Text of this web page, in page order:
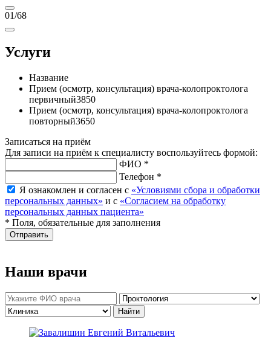
01/68
Услуги
Название
Прием (осмотр, консультация) врача-колопроктолога
первичный3850
Прием (осмотр, консультация) врача-колопроктолога
повторный3650
Записаться на приём
Для записи на приём к специалисту воспользуйтесь формой:
ФИО *
Телефон *
Я ознакомлен и согласен с «Условиями сбора и обработки
персональных данных» и с «Согласием на обработку
персональных данных пациента»
* Поля, обязательные для заполнения
Отправить
Наши врачи